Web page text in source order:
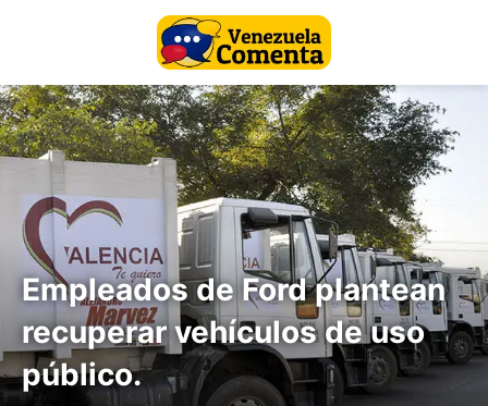
Empleados de Ford plantean
recuperar vehículos de uso
público.